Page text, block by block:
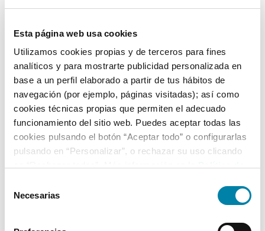
Esta página web usa cookies
Utilizamos cookies propias y de terceros para fines
analíticos y para mostrarte publicidad personalizada en
base a un perfil elaborado a partir de tus hábitos de
navegación (por ejemplo, páginas visitadas); así como
cookies técnicas propias que permiten el adecuado
funcionamiento del sitio web. Puedes aceptar todas las
cookies pulsando el botón “Aceptar todo” o configurarlas
pulsando en “Personalizar”, o rechazar su uso clicando
Necesarias
Características principales
340 Cv
Procedencia
Nacional Deducible
Nº Asientos Matriculación